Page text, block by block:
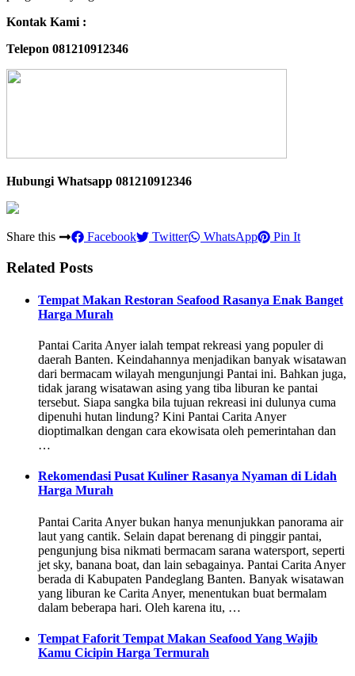
Kontak Kami :
Telepon 081210912346
Hubungi Whatsapp 081210912346
Share this Facebook Twitter WhatsApp Pin It
Related Posts
Tempat Makan Restoran Seafood Rasanya Enak Banget
Harga Murah
Pantai Carita Anyer ialah tempat rekreasi yang populer di
daerah Banten. Keindahannya menjadikan banyak wisatawan
dari bermacam wilayah mengunjungi Pantai ini. Bahkan juga,
tidak jarang wisatawan asing yang tiba liburan ke pantai
tersebut. Siapa sangka bila tujuan rekreasi ini dulunya cuma
dipenuhi hutan lindung? Kini Pantai Carita Anyer
dioptimalkan dengan cara ekowisata oleh pemerintahan dan
…
Rekomendasi Pusat Kuliner Rasanya Nyaman di Lidah
Harga Murah
Pantai Carita Anyer bukan hanya menunjukkan panorama air
laut yang cantik. Selain dapat berenang di pinggir pantai,
pengunjung bisa nikmati bermacam sarana watersport, seperti
jet sky, banana boat, dan lain sebagainya. Pantai Carita Anyer
berada di Kabupaten Pandeglang Banten. Banyak wisatawan
yang liburan ke Carita Anyer, menentukan buat bermalam
dalam beberapa hari. Oleh karena itu, …
Tempat Faforit Tempat Makan Seafood Yang Wajib
Kamu Cicipin Harga Termurah